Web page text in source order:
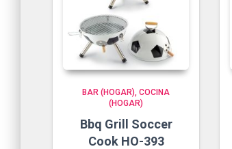
BAR (HOGAR) COCINA
(HOGAR)
Bbq Grill Soccer
Cook HO-393